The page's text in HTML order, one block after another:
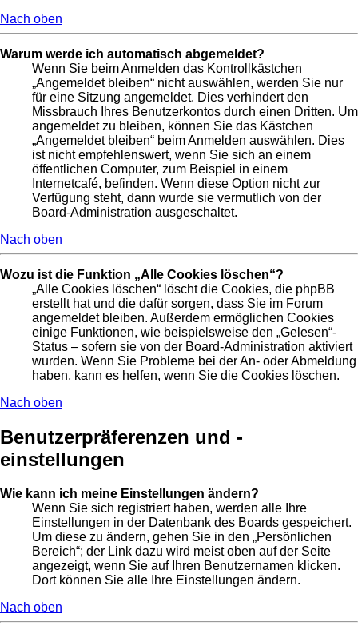
Nach oben
Warum werde ich automatisch abgemeldet?
Wenn Sie beim Anmelden das Kontrollkästchen
„Angemeldet bleiben“ nicht auswählen, werden Sie nur
für eine Sitzung angemeldet. Dies verhindert den
Missbrauch Ihres Benutzerkontos durch einen Dritten. Um
angemeldet zu bleiben, können Sie das Kästchen
„Angemeldet bleiben“ beim Anmelden auswählen. Dies
ist nicht empfehlenswert, wenn Sie sich an einem
öffentlichen Computer, zum Beispiel in einem
Internetcafé, befinden. Wenn diese Option nicht zur
Verfügung steht, dann wurde sie vermutlich von der
Board-Administration ausgeschaltet.
Nach oben
Wozu ist die Funktion „Alle Cookies löschen“?
„Alle Cookies löschen“ löscht die Cookies, die phpBB
erstellt hat und die dafür sorgen, dass Sie im Forum
angemeldet bleiben. Außerdem ermöglichen Cookies
einige Funktionen, wie beispielsweise den „Gelesen“-
Status – sofern sie von der Board-Administration aktiviert
wurden. Wenn Sie Probleme bei der An- oder Abmeldung
haben, kann es helfen, wenn Sie die Cookies löschen.
Nach oben
Benutzerpräferenzen und -
einstellungen
Wie kann ich meine Einstellungen ändern?
Wenn Sie sich registriert haben, werden alle Ihre
Einstellungen in der Datenbank des Boards gespeichert.
Um diese zu ändern, gehen Sie in den „Persönlichen
Bereich“; der Link dazu wird meist oben auf der Seite
angezeigt, wenn Sie auf Ihren Benutzernamen klicken.
Dort können Sie alle Ihre Einstellungen ändern.
Nach oben